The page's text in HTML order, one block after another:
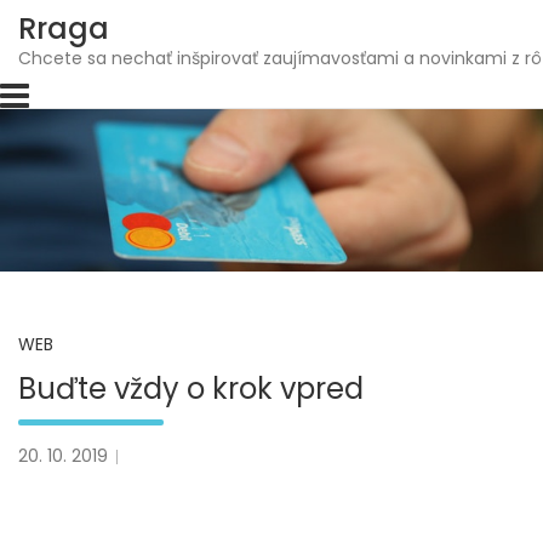
content
Rraga
Chcete sa nechať inšpirovať zaujímavosťami a novinkami z
WEB
Buďte vždy o krok vpred
20. 10. 2019